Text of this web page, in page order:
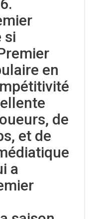
si
en
de
et de
a